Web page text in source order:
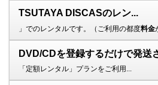
TSUTAYA DISCASのレン...
」でのレンタルです。（ご利用の都度料金
DVD/CDを登録するだけで発送
「定額レンタル」プランをご利用...